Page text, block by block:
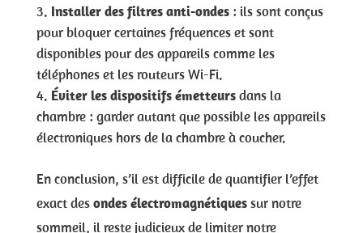
Installer des filtres anti-ondes: ils sont conçus
pour bloquer certaines fréquences et sont
disponibles pour des appareils comme les
téléphones et les routeurs Wi-Fi.
Éviter les dispositifs émetteursdans la
chambre : garder autant que possible les appareils
électroniques hors de la chambre à coucher.
En conclusion, s’il est difficile de quantifier l’effet
exact desondes électromagnétiquessur notre
sommeil, il reste judicieux de limiter notre